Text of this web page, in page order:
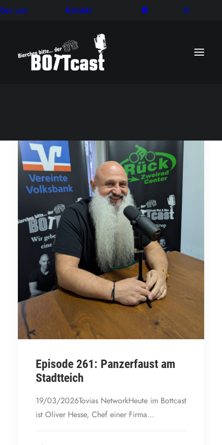
uns Kontakt
Episode 261: Panzerfaust am
Stadtteich
19/03/2026Tovias NetworkHeute im Bottcast
ist Oliver Hesse, Chef einer Firma…